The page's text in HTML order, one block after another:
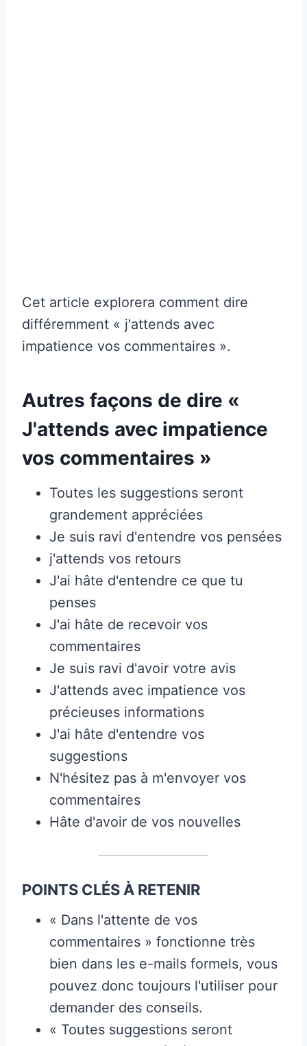
Cet article explorera comment dire
différemment « j'attends avec
impatience vos commentaires ».
Autres façons de dire «
J'attends avec impatience
vos commentaires »
Toutes les suggestions seront
grandement appréciées
Je suis ravi d'entendre vos pensées
j'attends vos retours
J'ai hâte d'entendre ce que tu
penses
J'ai hâte de recevoir vos
commentaires
Je suis ravi d'avoir votre avis
J'attends avec impatience vos
précieuses informations
J'ai hâte d'entendre vos
suggestions
N'hésitez pas à m'envoyer vos
commentaires
Hâte d'avoir de vos nouvelles
POINTS CLÉS À RETENIR
« Dans l'attente de vos
commentaires » fonctionne très
bien dans les e-mails formels, vous
pouvez donc toujours l'utiliser pour
demander des conseils.
« Toutes suggestions seront